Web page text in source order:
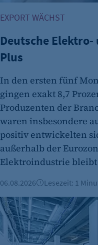
EXPORT WÄCHST
Deutsche
Plus
In den ersten fünf
gingen exakt 8,7
Produzenten der
waren insbesondere
positiv entwickelten
außerhalb der
Elektroindustrie
06.08.2026 Lesezeit: 1
Büroimmobilien Berlin: